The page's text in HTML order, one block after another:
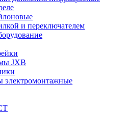
и переключателем
JXB